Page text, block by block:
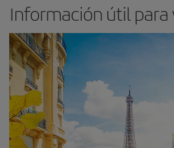
Información útil para